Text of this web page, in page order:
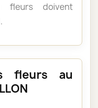
fleurs doivent
fleurs au